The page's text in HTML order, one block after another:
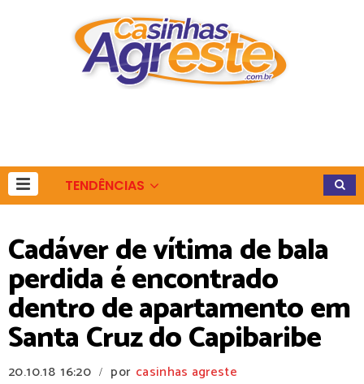
TENDÊNCIAS
Cadáver de vítima de bala
perdida é encontrado
dentro de apartamento em
Santa Cruz do Capibaribe
20.10.18 16:20 / por casinhas agreste